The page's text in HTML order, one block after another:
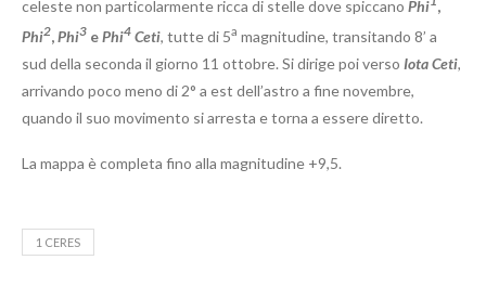
celeste non particolarmente ricca di stelle dove spiccano Phi ,
Phi2,Phi3 ePhi4 Ceti, tutte di 5a magnitudine, transitando 8’ a
sud della seconda il giorno 11 ottobre. Si dirige poi verso Iota Ceti,
arrivando poco meno di 2° a est dell’astro a fine novembre,
quando il suo movimento si arresta e torna a essere diretto.
La mappa è completa fino alla magnitudine +9,5.
1 CERES